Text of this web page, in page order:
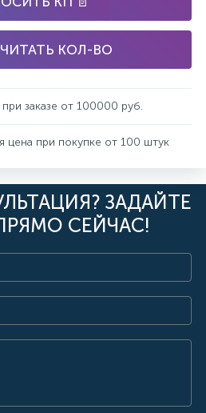
КОЛ-ВО
при заказе от 100000 руб.
цена при покупке от 100 штук
ЗАДАЙТЕ
СЕЙЧАС!